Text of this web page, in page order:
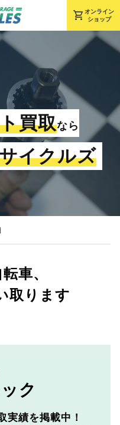
shopping_cart オンライン
ショップ
買取なら
イクルズ
車、
取ります
ク
実績を掲載中！